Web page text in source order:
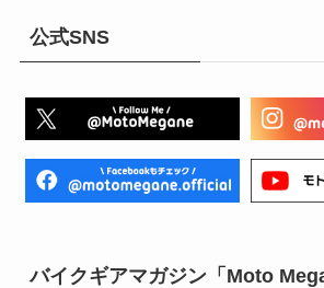
公式SNS
バイクギアマガジン「Moto